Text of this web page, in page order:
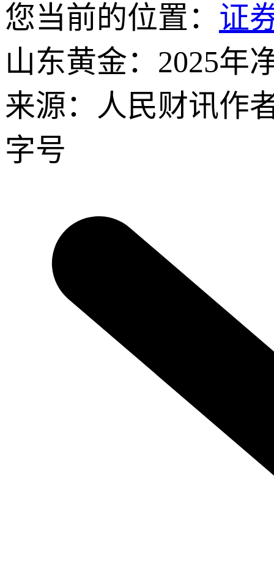
您当前的位置： 证
山东黄金：2025年
来源：人民财讯作
字号